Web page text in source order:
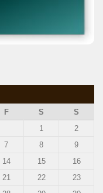
F S
S
1
2
7 8
9
14 15
16
21 22
23